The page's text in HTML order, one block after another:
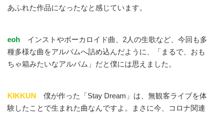
あふれた作品になったなと感じています。
eoh インストやボーカロイド曲、2人の生歌など、今回も多
種多様な曲をアルバムへ詰め込んだように、「まるで、おも
ちゃ箱みたいなアルバム」だと僕には思えました。
KIKKUN 僕が作った「Stay Dream」は、無観客ライブを体
験したことで生まれた曲なんですよ。まさに今、コロナ関連